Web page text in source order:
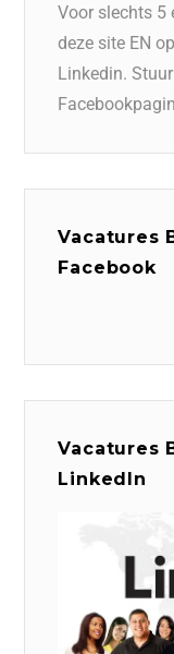
Voor slechts 5
deze site EN
Linkedin.
Vacatures
Facebook
Vacatures
LinkedIn